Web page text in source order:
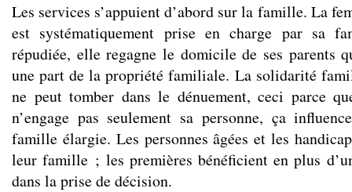
Les services s’appuient d’abord sur la famille. La
est systématiquement prise en charge par sa
répudiée, elle regagne le domicile de ses parents
une part de la propriété familiale. La solidarité
ne peut tomber dans le dénuement, ceci parce
n’engage pas seulement sa personne, ça
famille élargie. Les personnes âgées et les
leur famille ; les premières bénéficient en plus
dans la prise de décision.